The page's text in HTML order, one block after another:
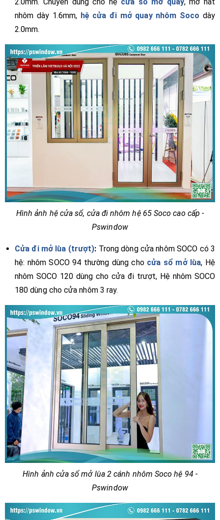
nhôm dày 1.6mm, hệ cửa đi mở quay nhôm Soco dày
2.0mm.
Hình ảnh hệ cửa sổ, cửa đi nhôm hệ 65 Soco cao cấp -
Pswindow
Cửa đi mở lùa (trượt): Trong dòng cửa nhôm SOCO có 3
hệ: nhôm SOCO 94 thường dùng cho cửa sổ mở lùa, Hệ
nhôm SOCO 120 dùng cho cửa đi trượt, Hệ nhôm SOCO
180 dùng cho cửa nhôm 3 ray.
Hình ảnh cửa sổ mở lùa 2 cánh nhôm Soco hệ 94 -
Pswindow